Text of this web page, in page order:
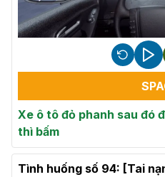
Xe ô tô đỏ phanh sau đó
thì bấm
Tình huống số 94: [Tai